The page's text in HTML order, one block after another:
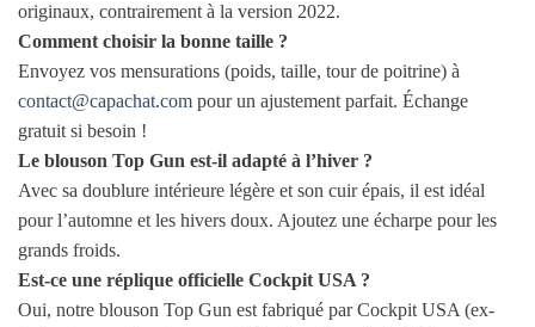
originaux, contrairement à la version 2022.
Comment choisir la bonne taille ?
Envoyez vos mensurations (poids, taille, tour de poitrine) à
contact@capachat.com pour un ajustement parfait. Échange
gratuit si besoin !
Le blouson Top Gun est-il adapté à l’hiver ?
Avec sa doublure intérieure légère et son cuir épais, il est idéal
pour l’automne et les hivers doux. Ajoutez une écharpe pour les
grands froids.
Est-ce une réplique officielle Cockpit USA ?
Oui, notre blouson Top Gun est fabriqué par Cockpit USA (ex-